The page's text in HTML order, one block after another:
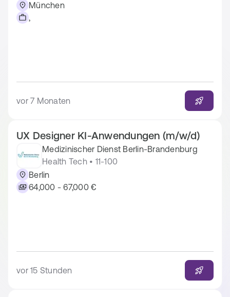
München
,
vor 7 Monaten
UX Designer KI-Anwendungen (m/w/d)
Medizinischer Dienst Berlin-Brandenburg
Health Tech • 11-100
Berlin
64,000 - 67,000 €
vor 15 Stunden